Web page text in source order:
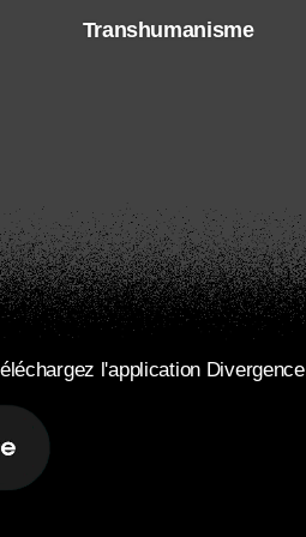
Transhumanisme
l'application Divergence